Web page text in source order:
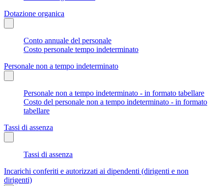
Dotazione organica
Conto annuale del personale
Costo personale tempo indeterminato
Personale non a tempo indeterminato
Personale non a tempo indeterminato - in formato tabellare
Costo del personale non a tempo indeterminato - in formato
tabellare
Tassi di assenza
Tassi di assenza
Incarichi conferiti e autorizzati ai dipendenti (dirigenti e non
dirigenti)